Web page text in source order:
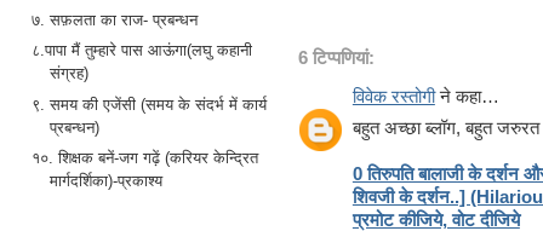
७. सफ़लता का राज- प्रबन्धन
८.पापा मैं तुम्हारे पास आऊंगा(लघु कहानी
संग्रह)
९. समय की एजेंसी (समय के संदर्भ में कार्य
प्रबन्धन)
१०. शिक्षक बनें-जग गढ़ें (करियर केन्द्रित
मार्गदर्शिका)-प्रकाश्य
6 टिप्‍पणियां:
विवेक रस्तोगीने कहा…
बहुत अच्छा ब्लॉग, बहुत
0 तिरुपति बालाजी के दर्शन
शिवजी के दर्शन..]
प्रमोट कीजिये, वोट दीजिये